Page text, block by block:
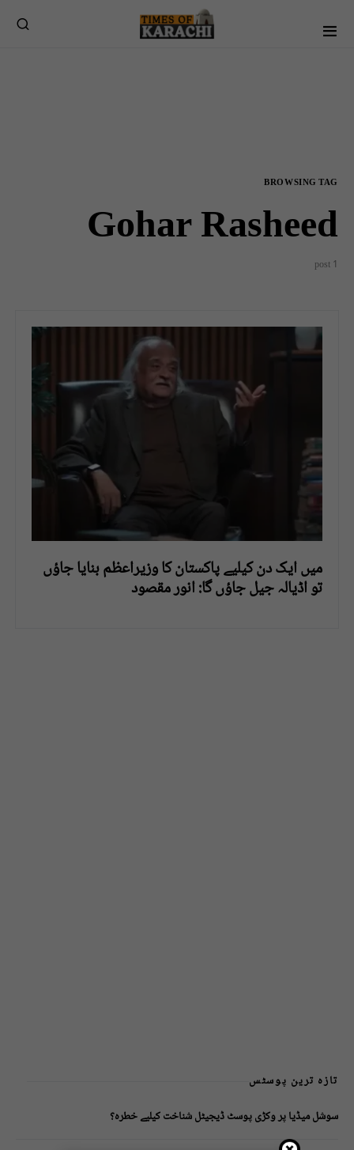
BROWSING TAG
Gohar Rasheed
1 post
میں ایک دن کیلیے پاکستان کا وزیراعظم بنایا جاؤں
تو اڈیالہ جیل جاؤں گا: انور مقصود
تازہ ترین پوسٹس
سوشل میڈیا پر وکڑی پوسٹ ڈیجیٹل شناخت کیلیے خطرہ؟